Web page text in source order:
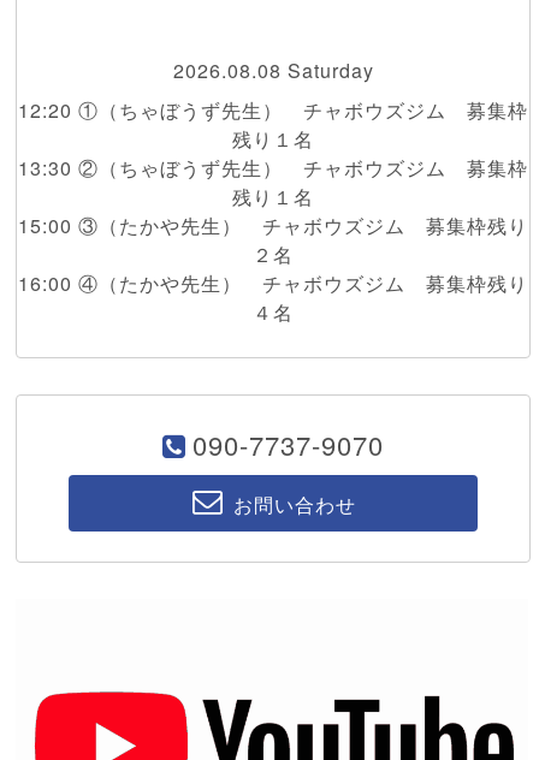
2026.08.08 Saturday
12:20 ①（ちゃぼうず先生） チャボウズジム 募集枠
残り１名
13:30 ②（ちゃぼうず先生） チャボウズジム 募集枠
残り１名
15:00 ③（たかや先生） チャボウズジム 募集枠残り
２名
16:00 ④（たかや先生） チャボウズジム 募集枠残り
４名
090-7737-9070
お問い合わせ